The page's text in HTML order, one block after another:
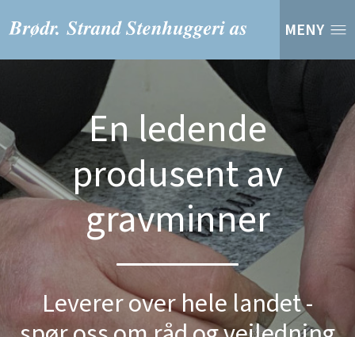
MENY
En ledende
produsent av
gravminner
Leverer over hele landet -